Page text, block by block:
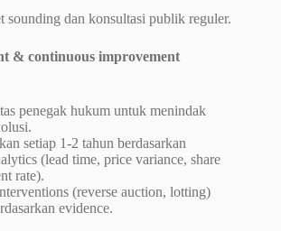
sounding dan konsultasi publik reguler.
& continuous improvement
penegak hukum untuk menindak
setiap 1-2 tahun berdasarkan
(lead time, price variance, share
rate).
(reverse auction, lotting)
evidence.